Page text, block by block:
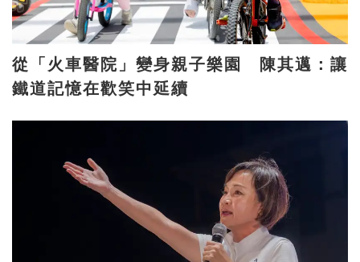
從「火車醫院」變身親子樂園 陳其邁：讓
鐵道記憶在歡笑中延續